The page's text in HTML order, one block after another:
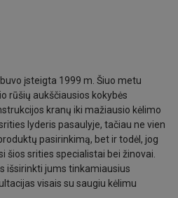
įsteigta 1999 m. Šiuo metu
rūšių aukščiausios kokybės
kranų iki mažiausio kėlimo
lyderis pasaulyje, tačiau ne vien
pasirinkimą, bet ir todėl, jog
šios srities specialistai bei žinovai.
išsirinkti jums tinkamiausius
visais su saugiu kėlimu